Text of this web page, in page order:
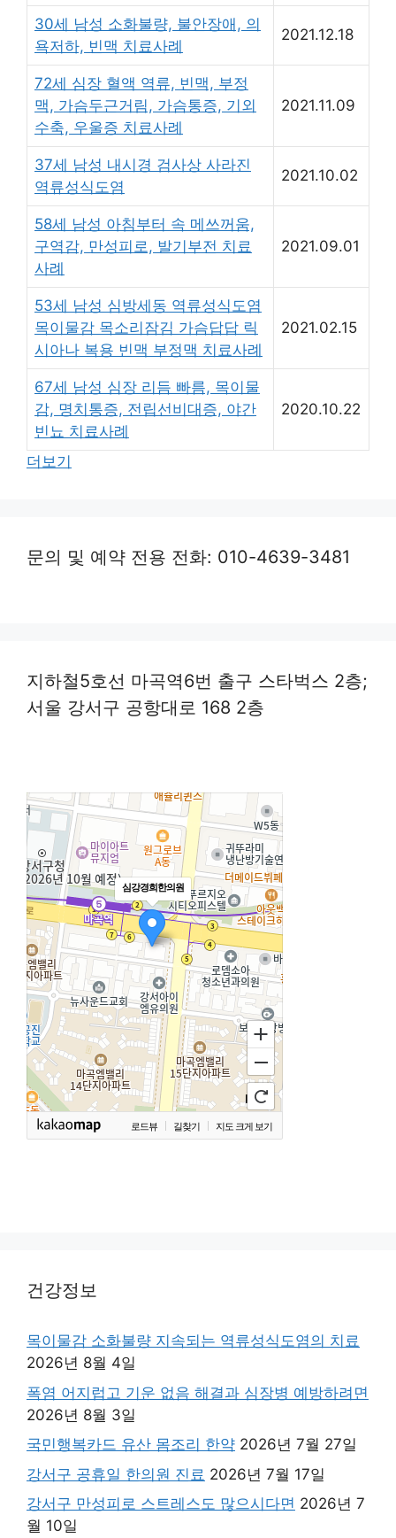
30세 남성 소화불량, 불안장애, 의
욕저하, 빈맥 치료사례
2021.12.18
72세 심장 혈액 역류, 빈맥, 부정
맥, 가슴두근거림, 가슴통증, 기외
수축, 우울증 치료사례
2021.11.09
37세 남성 내시경 검사상 사라진
역류성식도염
2021.10.02
58세 남성 아침부터 속 메쓰꺼움,
구역감, 만성피로, 발기부전 치료
사례
2021.09.01
53세 남성 심방세동 역류성식도염
목이물감 목소리잠김 가슴답답 릭
시아나 복용 빈맥 부정맥 치료사례
2021.02.15
67세 남성 심장 리듬 빠름, 목이물
감, 명치통증, 전립선비대증, 야간
빈뇨 치료사례
2020.10.22
더보기
문의 및 예약 전용 전화: 010-4639-3481
지하철5호선 마곡역6번 출구 스타벅스 2층;
서울 강서구 공항대로 168 2층
심강경희한의원
로드뷰 길찾기 지도 크게 보기
건강정보
목이물감 소화불량 지속되는 역류성식도염의 치료
2026년 8월 4일
폭염 어지럽고 기운 없음 해결과 심장병 예방하려면
2026년 8월 3일
국민행복카드 유산 몸조리 한약 2026년 7월 27일
강서구 공휴일 한의원 진료 2026년 7월 17일
강서구 만성피로 스트레스도 많으시다면 2026년 7
월 10일